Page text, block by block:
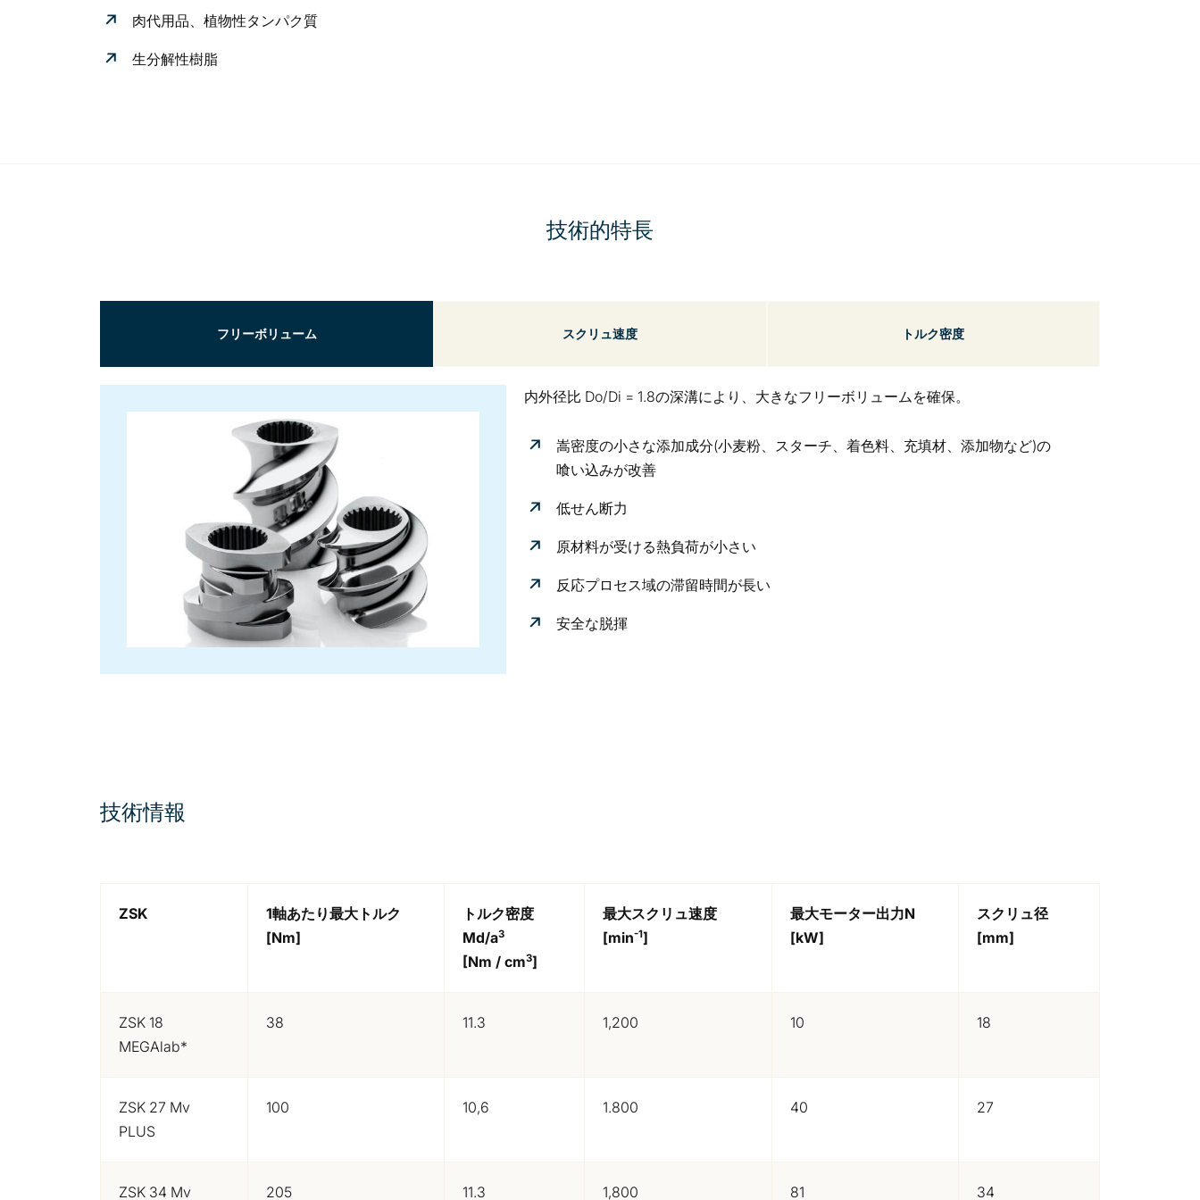
肉代用品、植物性タンパク質
生分解性樹脂
技術的特長
フリーボリューム スクリュ速度 トルク密度
内外径比 Do/Di = 1.8の深溝により、大きなフリーボリュームを確保。
嵩密度の小さな添加成分(小麦粉、スターチ、着色料、充填材、添加物など)の
喰い込みが改善
低せん断力
原材料が受ける熱負荷が小さい
反応プロセス域の滞留時間が長い
安全な脱揮
技術情報
ZSK
1軸あたり最大トルク
[Nm]
トルク密度
Md/a3
[Nm / cm3]
最大スクリュ速度
[min-1]
最大モーター出力N
[kW]
スクリュ径
[mm]
ZSK 18
MEGAlab*
38 11.3 1,200 10 18
ZSK 27 Mv
PLUS
100 10,6 1.800 40 27
ZSK 34 Mv 205 11.3 1,800 81 34